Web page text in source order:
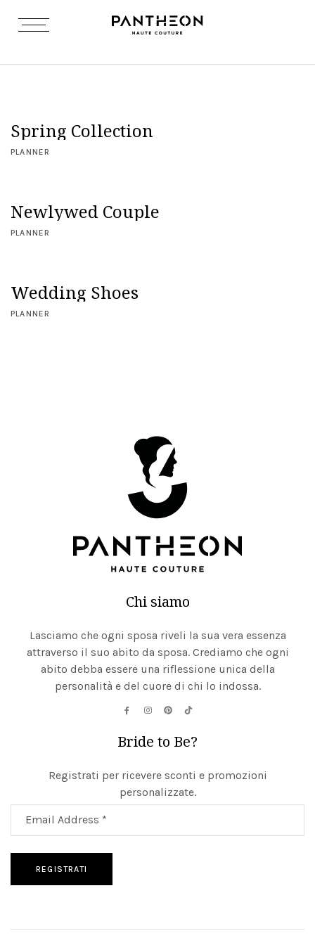
Spring Collection
PLANNER
Newlywed Couple
PLANNER
Wedding Shoes
PLANNER
Chi siamo
Lasciamo che ogni sposa riveli la sua vera essenza
attraverso il suo abito da sposa. Crediamo che ogni
abito debba essere una riflessione unica della
personalità e del cuore di chi lo indossa.
Bride to Be?
Registrati per ricevere sconti e promozioni
personalizzate.
REGISTRATI